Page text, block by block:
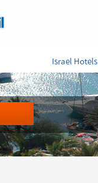
Israel Hotels